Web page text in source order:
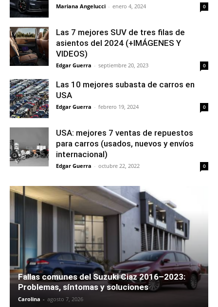
Mariana Angelucci - enero 4, 2024 0
Las 7 mejores SUV de tres filas de
asientos del 2024 (+IMÁGENES Y
VIDEOS)
Edgar Guerra - septiembre 20, 2023 0
Las 10 mejores subasta de carros en
USA
Edgar Guerra - febrero 19, 2024 0
USA: mejores 7 ventas de repuestos
para carros (usados, nuevos y envíos
internacional)
Edgar Guerra - octubre 22, 2022 0
Fallas comunes del Suzuki Ciaz 2016–2023:
Problemas, síntomas y soluciones
Carolina - agosto 7, 2026